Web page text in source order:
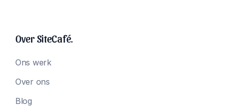
Over SiteCafé.
Ons werk
Over ons
Blog